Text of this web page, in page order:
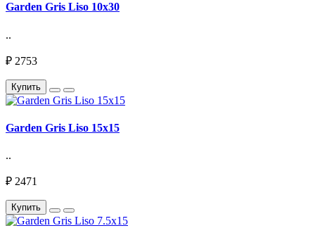
Garden Gris Liso 10х30
..
₽ 2753
Купить
Garden Gris Liso 15х15
..
₽ 2471
Купить